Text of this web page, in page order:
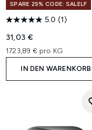
SPARE 25% CODE: SALELF
5.0 (1)
31,03 €
1723,89 € pro KG
IN DEN WARENKORB